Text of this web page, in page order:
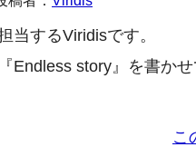
当するViridisです。
Endless story』を書か
こ